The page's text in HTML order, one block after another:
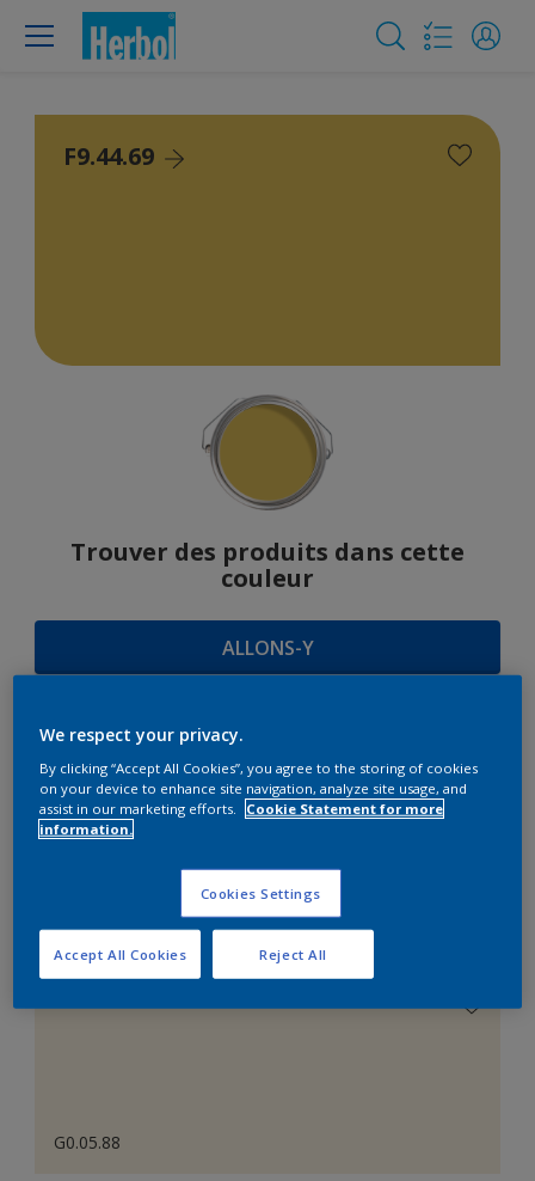
F9.44.69
Trouver des produits dans cette
couleur
ALLONS-Y
SUGGESTIONS
D'HARMONIES
Le Blanc Parfait
G0.05.88
We respect your privacy.
By clicking “Accept All Cookies”, you agree to the storing of cookies
on your device to enhance site navigation, analyze site usage, and
assist in our marketing efforts.
Cookie Statement for more
information.
Cookies Settings
Reject All
Accept All Cookies